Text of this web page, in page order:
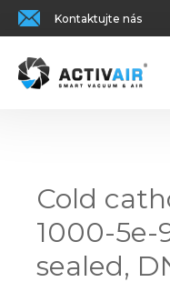
Kontaktujte nás
Cold
1000-5e-
sealed,